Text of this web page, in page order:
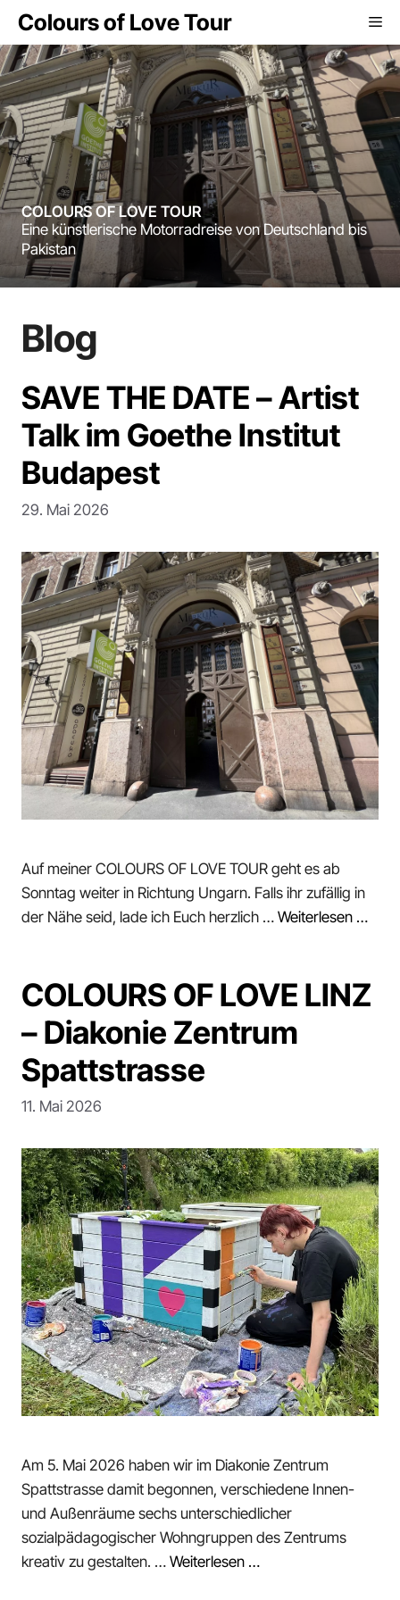
Zum
Inhalt
springen
Colours of Love Tour
COLOURS OF LOVE TOUR
Eine künstlerische Motorradreise von Deutschland bis
Pakistan
Blog
SAVE THE DATE – Artist
Talk im Goethe Institut
Budapest
29. Mai 2026
Auf meiner COLOURS OF LOVE TOUR geht es ab
Sonntag weiter in Richtung Ungarn. Falls ihr zufällig in
der Nähe seid, lade ich Euch herzlich … Weiterlesen …
COLOURS OF LOVE LINZ
– Diakonie Zentrum
Spattstrasse
11. Mai 2026
Am 5. Mai 2026 haben wir im Diakonie Zentrum
Spattstrasse damit begonnen, verschiedene Innen-
und Außenräume sechs unterschiedlicher
sozialpädagogischer Wohngruppen des Zentrums
kreativ zu gestalten. … Weiterlesen …